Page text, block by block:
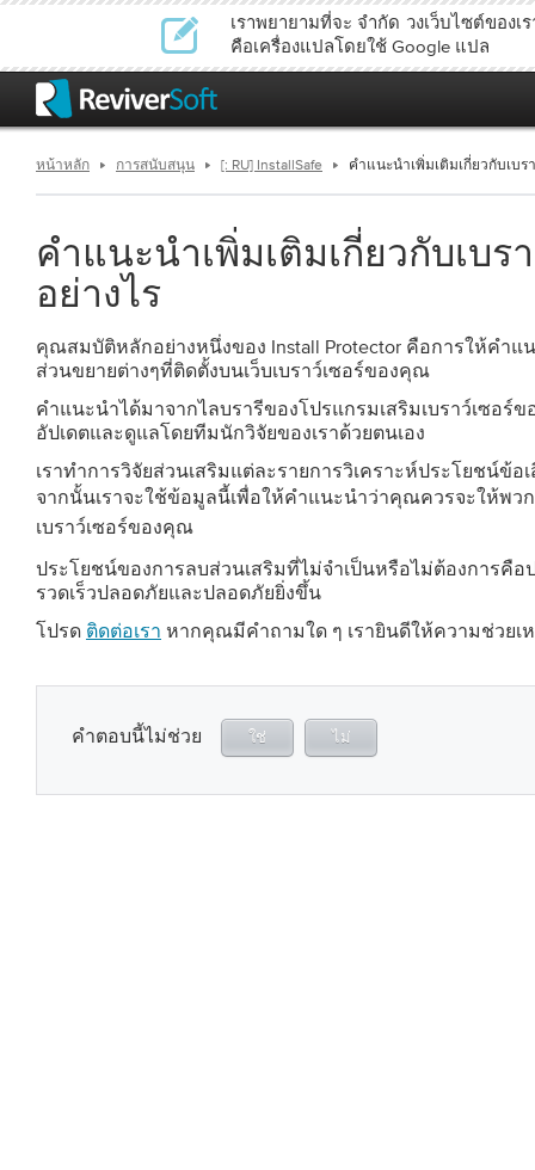
เราพยายามที่จะ จำกัด วงเว็บไซต์ของ
คือเครื่องแปลโดยใช้ Google แปล
หน้าหลัก การสนับสนุน [: RU] InstallSafe คำแนะนำเพิ่มเติมเกี่ยวกับเบร
คำแนะนำเพิ่มเติมเกี่ยวกับเบร
อย่างไร
คุณสมบัติหลักอย่างหนึ่งของ Install Protector คือการให้คำแ
ส่วนขยายต่างๆที่ติดตั้งบนเว็บเบราว์เซอร์ของคุณ
คำแนะนำได้มาจากไลบรารีของโปรแกรมเสริมเบราว์เซอร์ข
อัปเดตและดูแลโดยทีมนักวิจัยของเราด้วยตนเอง
เราทำการวิจัยส่วนเสริมแต่ละรายการวิเคราะห์ประโยชน์ข้
จากนั้นเราจะใช้ข้อมูลนี้เพื่อให้คำแนะนำว่าคุณควรจะให้พว
เบราว์เซอร์ของคุณ
ประโยชน์ของการลบส่วนเสริมที่ไม่จำเป็นหรือไม่ต้องการคื
รวดเร็วปลอดภัยและปลอดภัยยิ่งขึ้น
โปรด ติดต่อเรา หากคุณมีคำถามใด ๆ เรายินดีให้ความช่วยเ
คำตอบนี้ไม่ช่วย ใช่ ไม่